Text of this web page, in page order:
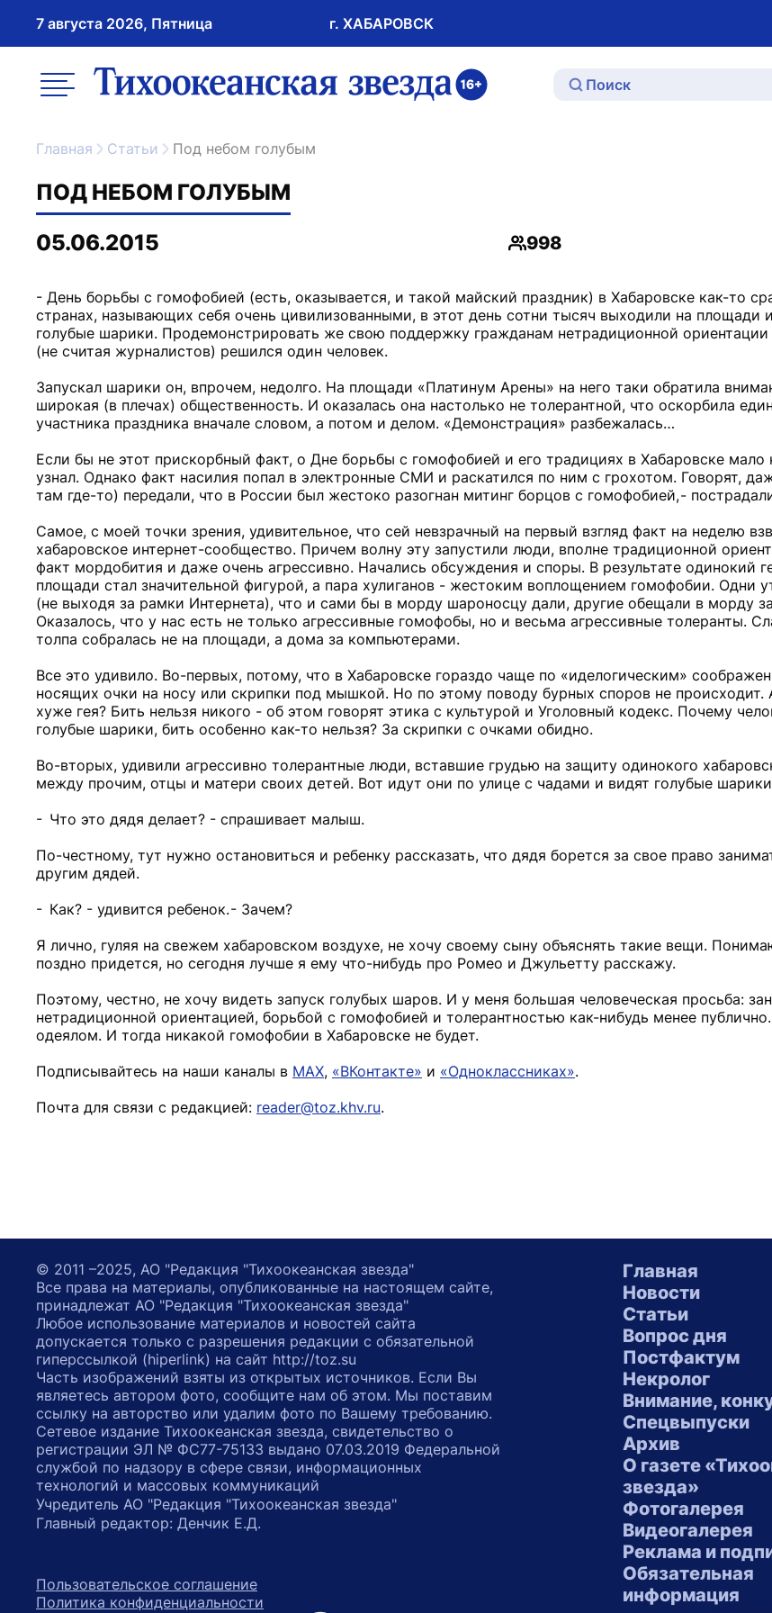
7 августа 2026, Пятница г. ХАБАРОВСК
меню ссылка на главную
Главная Статьи Под небом голубым
ПОД НЕБОМ ГОЛУБЫМ
05.06.2015
Просмотры
998
- День борьбы с гомофобией (есть, оказывается, и такой майский праздник) в Хабаровске как-то
странах, называющих себя очень цивилизованными, в этот день сотни тысяч выходили на площади
голубые шарики. Продемонстрировать же свою поддержку гражданам нетрадиционной ориентации
(не считая журналистов) решился один человек.
Запускал шарики он, впрочем, недолго. На площади «Платинум Арены» на него таки обратила
широкая (в плечах) общественность. И оказалась она настолько не толерантной, что оскорбила
участника праздника вначале словом, а потом и делом. «Демонстрация» разбежалась…
Если бы не этот прискорбный факт, о Дне борьбы с гомофобией и его традициях в Хабаровске
узнал. Однако факт насилия попал в электронные СМИ и раскатился по ним с грохотом. Говорят,
там где-то) передали, что в России был жестоко разогнан митинг борцов с гомофобией, -
Самое, с моей точки зрения, удивительное, что сей невзрачный на первый взгляд факт на неделю
хабаровское интернет-сообщество. Причем волну эту запустили люди, вполне традиционной
факт мордобития и даже очень агрессивно. Начались обсуждения и споры. В результате одинокий
площади стал значительной фигурой, а пара хулиганов - жестоким воплощением гомофобии. Одни
(не выходя за рамки Интернета), что и сами бы в морду шароносцу дали, другие обещали в морду
Оказалось, что у нас есть не только агрессивные гомофобы, но и весьма агрессивные толеранты.
толпа собралась не на площади, а дома за компьютерами.
Все это удивило. Во-первых, потому, что в Хабаровске гораздо чаще по «иделогическим»
носящих очки на носу или скрипки под мышкой. Но по этому поводу бурных споров не происходит.
хуже гея? Бить нельзя никого - об этом говорят этика с культурой и Уголовный кодекс. Почему
голубые шарики, бить особенно как-то нельзя? За скрипки с очками обидно.
Во-вторых, удивили агрессивно толерантные люди, вставшие грудью на защиту одинокого
между прочим, отцы и матери своих детей. Вот идут они по улице с чадами и видят голубые
- Что это дядя делает? - спрашивает малыш.
По-честному, тут нужно остановиться и ребенку рассказать, что дядя борется за свое право
другим дядей.
- Как? - удивится ребенок. - Зачем?
Я лично, гуляя на свежем хабаровском воздухе, не хочу своему сыну объяснять такие вещи.
поздно придется, но сегодня лучше я ему что-нибудь про Ромео и Джульетту расскажу.
Поэтому, честно, не хочу видеть запуск голубых шаров. И у меня большая человеческая просьба:
нетрадиционной ориентацией, борьбой с гомофобией и толерантностью как-нибудь менее
одеялом. И тогда никакой гомофобии в Хабаровске не будет.
Подписывайтесь на наши каналы в MAX, «ВКонтакте» и «Одноклассниках».
Почта для связи с редакцией: reader@toz.khv.ru.
Главная
Новости
Статьи
Вопрос дня
Постфактум
Некролог
Внимание,
Спецвыпуски
Архив
О газете
звезда»
Фотогалерея
Видеогалерея
Реклама и
Обязательная
информация
© 2011 –2025, АО "Редакция "Тихоокеанская звезда"
Все права на материалы, опубликованные на настоящем сайте,
принадлежат АО "Редакция "Тихоокеанская звезда"
Любое использование материалов и новостей сайта
допускается только с разрешения редакции с обязательной
гиперссылкой (hiperlink) на сайт http://toz.su
Часть изображений взяты из открытых источников. Если Вы
являетесь автором фото, сообщите нам об этом. Мы поставим
ссылку на авторство или удалим фото по Вашему требованию.
Сетевое издание Тихоокеанская звезда, свидетельство о
регистрации ЭЛ № ФС77-75133 выдано 07.03.2019 Федеральной
службой по надзору в сфере связи, информационных
технологий и массовых коммуникаций
Учредитель АО "Редакция "Тихоокеанская звезда"
Главный редактор: Денчик Е.Д.
Пользовательское соглашение
Политика конфиденциальности